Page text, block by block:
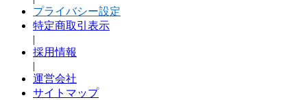
プライバシー設定
特定商取引表示
|
採用情報
|
運営会社
サイトマップ